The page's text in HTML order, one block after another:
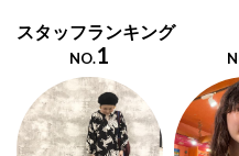
スタッフランキング
NO.1